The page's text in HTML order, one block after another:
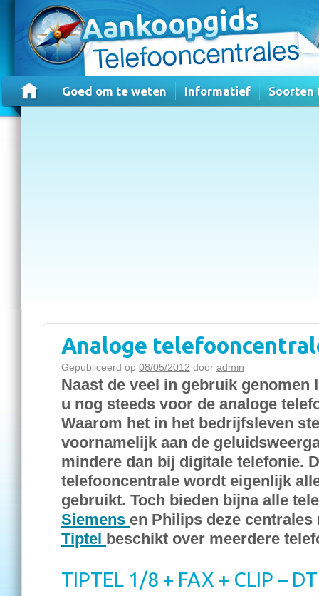
Goed om te weten Informatief Soorten
Analoge
Gepubliceerd op 08/05/2012 door admin
Naast de veel in gebruik genomen
u nog steeds voor de analoge
Waarom het in het bedrijfsleven
voornamelijk aan de
mindere dan bij digitale telefonie.
telefooncentrale wordt eigenlijk
gebruikt. Toch bieden bijna alle
Siemens en Philips deze centrales
Tiptel beschikt over meerdere
TIPTEL 1/8 + FAX + CLIP –